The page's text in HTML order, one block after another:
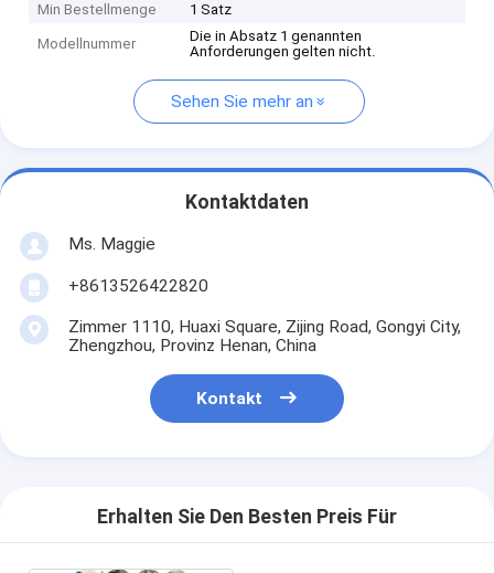
Min Bestellmenge
1 Satz
Modellnummer
Die in Absatz 1 genannten
Anforderungen gelten nicht.
Sehen Sie mehr an
Kontaktdaten
Ms. Maggie
+8613526422820
Zimmer 1110, Huaxi Square, Zijing Road, Gongyi City,
Zhengzhou, Provinz Henan, China
Kontakt
Erhalten Sie Den Besten Preis Für